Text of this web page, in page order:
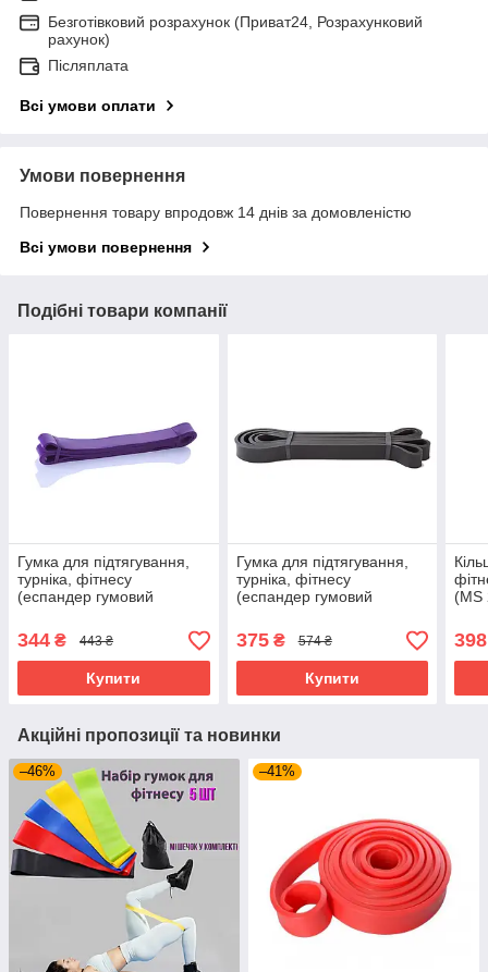
Безготівковий розрахунок (Приват24, Розрахунковий
рахунок)
Післяплата
Всі умови оплати
Умови повернення
Повернення товару впродовж 14 днів за домовленістю
Всі умови повернення
Подібні товари компанії
Гумка для підтягування,
турніка, фітнесу
(еспандер гумовий
OSPORT (MS 1876)
344 ₴ 443 ₴
Купити
Гумка для підтягування,
турніка, фітнесу
(еспандер гумовий
OSPORT (MS 1879)
375₴ 574 ₴
Купити
(MS
398
Акційні пропозиції та новинки
–46% –41%